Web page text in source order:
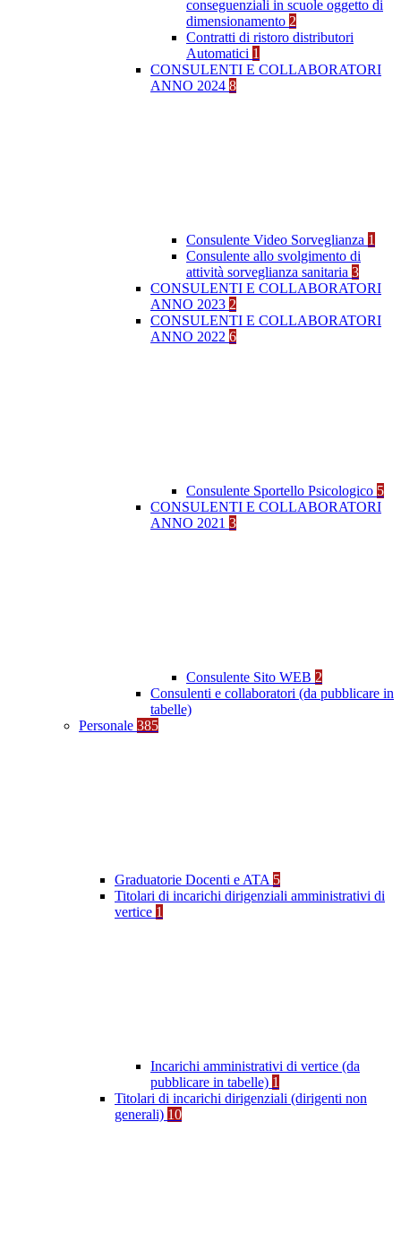
conseguenziali in scuole oggetto di
dimensionamento 2
Contratti di ristoro distributori
Automatici 1
CONSULENTI E COLLABORATORI
ANNO 2024 8
Consulente Video Sorveglianza 1
Consulente allo svolgimento di
attività sorveglianza sanitaria 3
CONSULENTI E COLLABORATORI
ANNO 2023 2
CONSULENTI E COLLABORATORI
ANNO 2022 6
Consulente Sportello Psicologico 5
CONSULENTI E COLLABORATORI
ANNO 2021 3
Consulente Sito WEB 2
Consulenti e collaboratori (da pubblicare in
tabelle)
Personale 385
Graduatorie Docenti e ATA 5
Titolari di incarichi dirigenziali amministrativi di
vertice 1
Incarichi amministrativi di vertice (da
pubblicare in tabelle) 1
Titolari di incarichi dirigenziali (dirigenti non
generali) 10